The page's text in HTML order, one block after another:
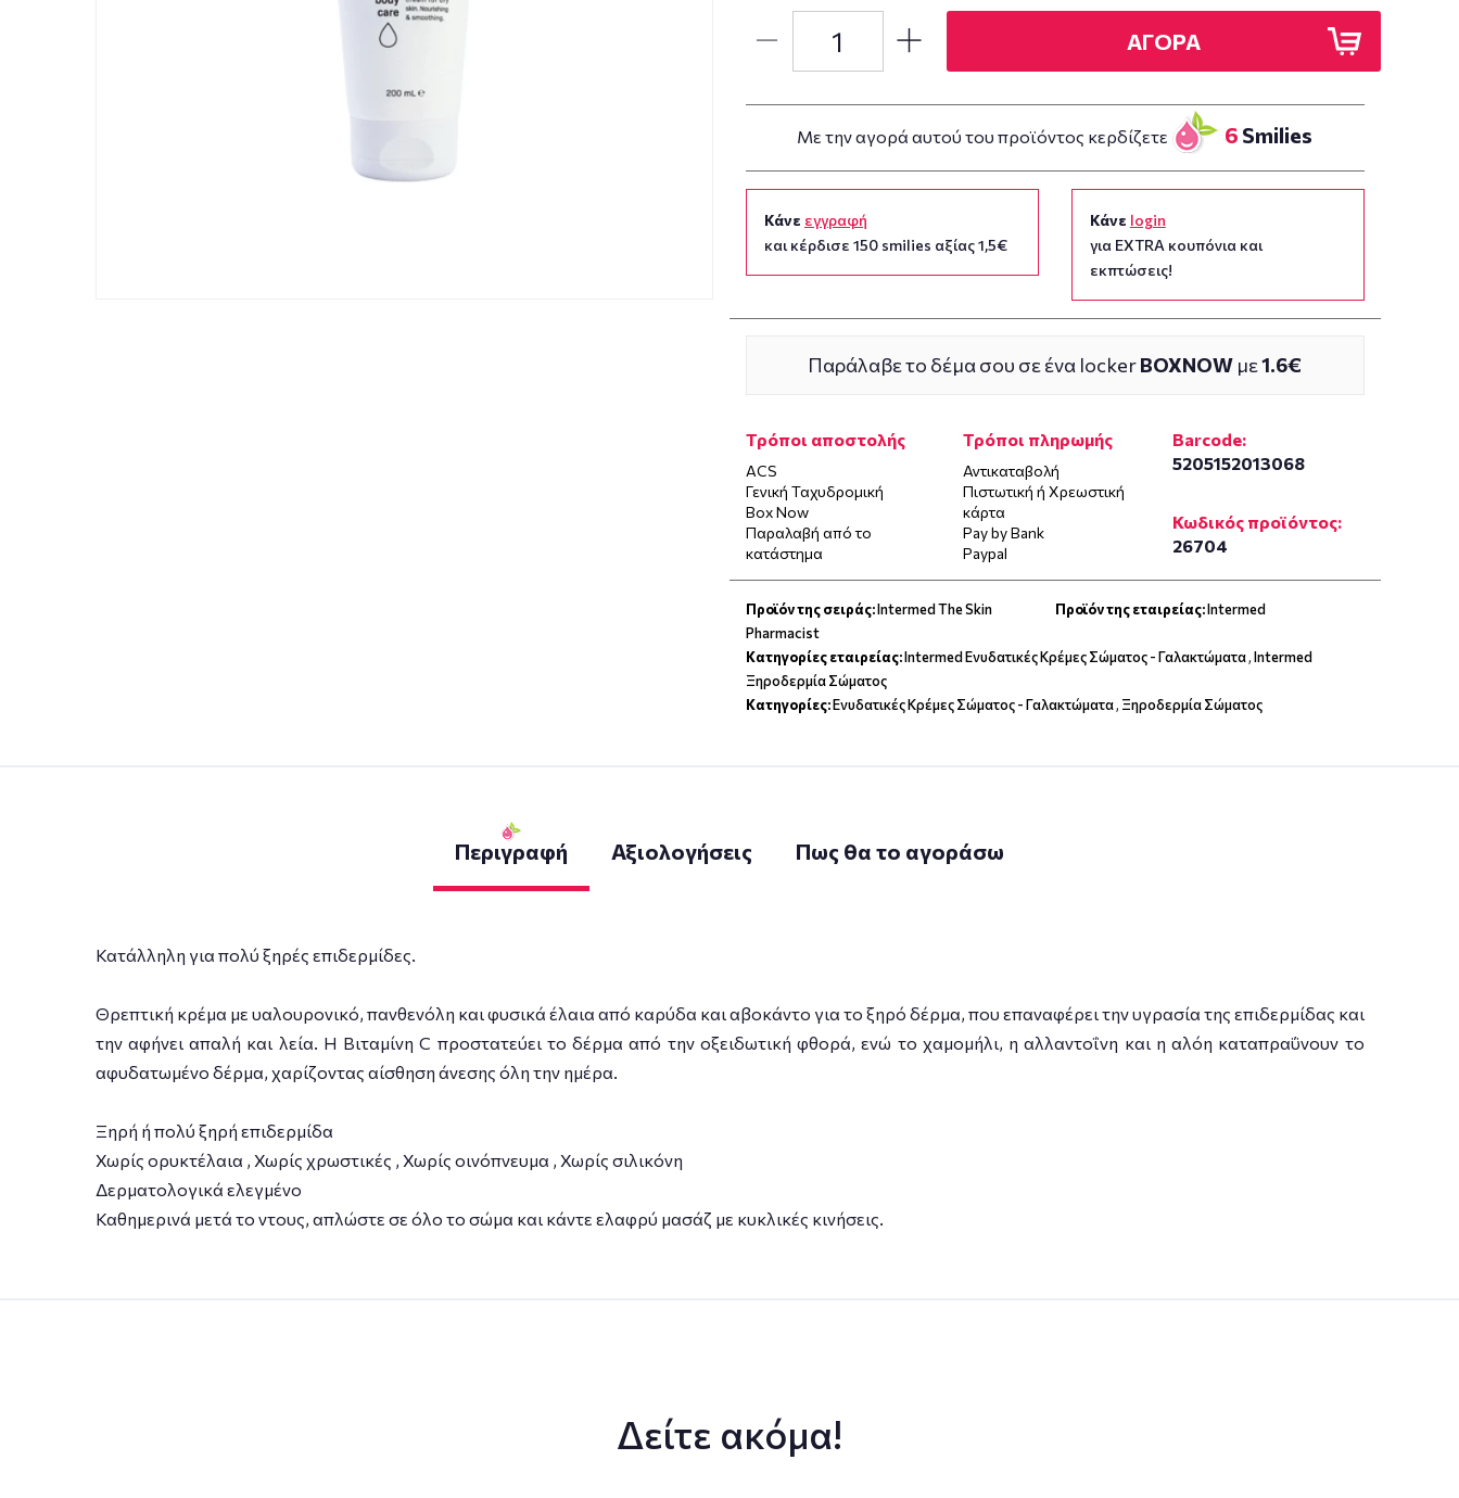
ΑΓΟΡΑ
Με την αγορά αυτού του προϊόντος κερδίζετε 6 Smilies
Κάνε εγγραφή
και κέρδισε 150 smilies αξίας 1,5€
Κάνε login
για EXTRA κουπόνια και
εκπτώσεις!
Παράλαβε το δέμα σου σε ένα lockerBOXNOW με1.6€
Τρόποι αποστολής
ACS
Γενική Ταχυδρομική
Box Now
Παραλαβή από το
κατάστημα
Τρόποι πληρωμής
Αντικαταβολή
Πιστωτική ή Χρεωστική
κάρτα
Pay by Bank
Paypal
Barcode:
5205152013068
Κωδικός προϊόντος:
26704
Προϊόν της σειράς:Intermed The Skin
Pharmacist
Προϊόν της εταιρείας:Intermed
Κατηγορίες εταιρείας:Intermed Ενυδατικές Κρέμες Σώματος - Γαλακτώματα,Intermed
Ξηροδερμία Σώματος
Κατηγορίες:Ενυδατικές Κρέμες Σώματος - Γαλακτώματα, Ξηροδερμία Σώματος
Περιγραφή Αξιολογήσεις Πως θα το αγοράσω
Κατάλληλη για πολύ ξηρές επιδερμίδες.
Θρεπτική κρέμα με υαλουρονικό, πανθενόλη και φυσικά έλαια από καρύδα και αβοκάντο για το ξηρό δέρμα, που επαναφέρει την υγρασία της επιδερμίδας και
την αφήνει απαλή και λεία. Η Βιταμίνη C προστατεύει το δέρμα από την οξειδωτική φθορά, ενώ το χαμομήλι, η αλλαντοΐνη και η αλόη καταπραΰνουν το
αφυδατωμένο δέρμα, χαρίζοντας αίσθηση άνεσης όλη την ημέρα.
Ξηρή ή πολύ ξηρή επιδερμίδα
Χωρίς ορυκτέλαια , Χωρίς χρωστικές , Χωρίς οινόπνευμα , Χωρίς σιλικόνη
Δερματολογικά ελεγμένο
Καθημερινά μετά το ντους, απλώστε σε όλο το σώμα και κάντε ελαφρύ μασάζ με κυκλικές κινήσεις.
Δείτε ακόμα!